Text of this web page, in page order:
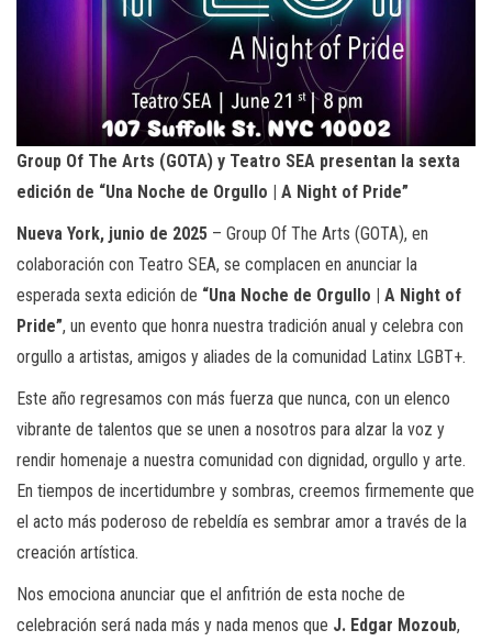
Group Of The Arts (GOTA) y Teatro SEA presentan la sexta
edición de “Una Noche de Orgullo | A Night of Pride”
Nueva York, junio de 2025 – Group Of The Arts (GOTA), en
colaboración con Teatro SEA, se complacen en anunciar la
esperada sexta edición de “Una Noche de Orgullo | A Night of
Pride”, un evento que honra nuestra tradición anual y celebra con
orgullo a artistas, amigos y aliades de la comunidad Latinx LGBT+.
Este año regresamos con más fuerza que nunca, con un elenco
vibrante de talentos que se unen a nosotros para alzar la voz y
rendir homenaje a nuestra comunidad con dignidad, orgullo y arte.
En tiempos de incertidumbre y sombras, creemos firmemente que
el acto más poderoso de rebeldía es sembrar amor a través de la
creación artística.
Nos emociona anunciar que el anfitrión de esta noche de
celebración será nada más y nada menos que J. Edgar Mozoub,